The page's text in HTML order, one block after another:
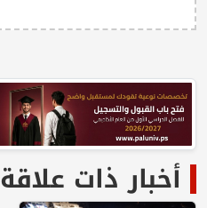
أخبار ذات علاقة